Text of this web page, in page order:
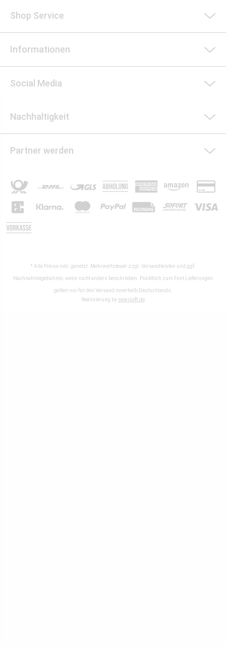
Shop Service
Informationen
Social Media
Nachhaltigkeit
Partner werden
* Alle Preise inkl. gesetzl. Mehrwertsteuer zzgl. Versandkosten und ggf.
Nachnahmegebühren, wenn nicht anders beschrieben. Pünktlich zum Fest Lieferungen
gelten nur für den Versand innerhalb Deutschlands.
Realisierung by sewisoft.de